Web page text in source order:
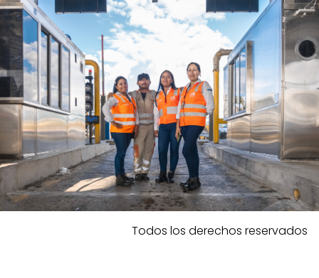
Todos los derechos reservados